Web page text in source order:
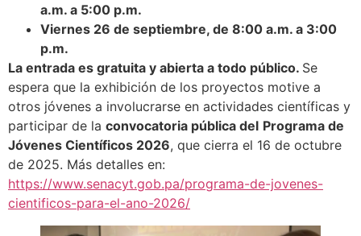
a.m. a 5:00 p.m.
Viernes 26 de septiembre, de 8:00 a.m. a 3:00
p.m.
La entrada es gratuita y abierta a todo público. Se
espera que la exhibición de los proyectos motive a
otros jóvenes a involucrarse en actividades científicas y
participar de la convocatoria pública del Programa de
Jóvenes Científicos 2026, que cierra el 16 de octubre
de 2025. Más detalles en:
https://www.senacyt.gob.pa/programa-de-jovenes-
cientificos-para-el-ano-2026/